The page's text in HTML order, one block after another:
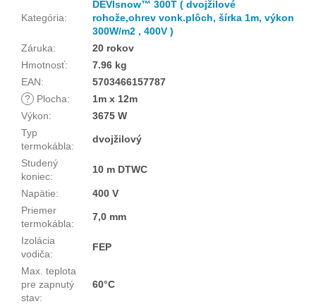
Kategória:
DEVIsnow™ 300T ( dvojžilové
rohože,ohrev vonk.plôch, šírka 1m, výkon
300W/m2 , 400V )
Záruka:
20 rokov
Hmotnosť:
7.96 kg
EAN:
5703466157787
?
Plocha:
1m x 12m
Výkon:
3675 W
Typ
termokábla:
dvojžilový
Studený
koniec:
10 m DTWC
Napätie:
400 V
Priemer
termokábla:
7,0 mm
Izolácia
vodiča:
FEP
Max. teplota
pre zapnutý
stav:
60°C